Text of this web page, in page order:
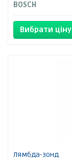
BOSCH
Вибрати ціну
Лямбда-зонд